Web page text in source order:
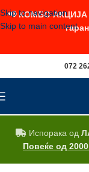
Skip to navigation
Skip to main content
072
Испорака од
Повеќе од
📢 КОМБО АКЦИЈА